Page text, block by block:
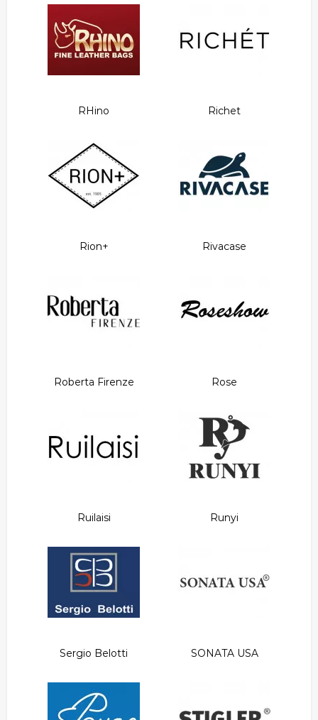
RHino Richet
Rion+ Rivacase
Roberta Firenze Rose
Ruilaisi Runyi
Sergio Belotti SONATA USA